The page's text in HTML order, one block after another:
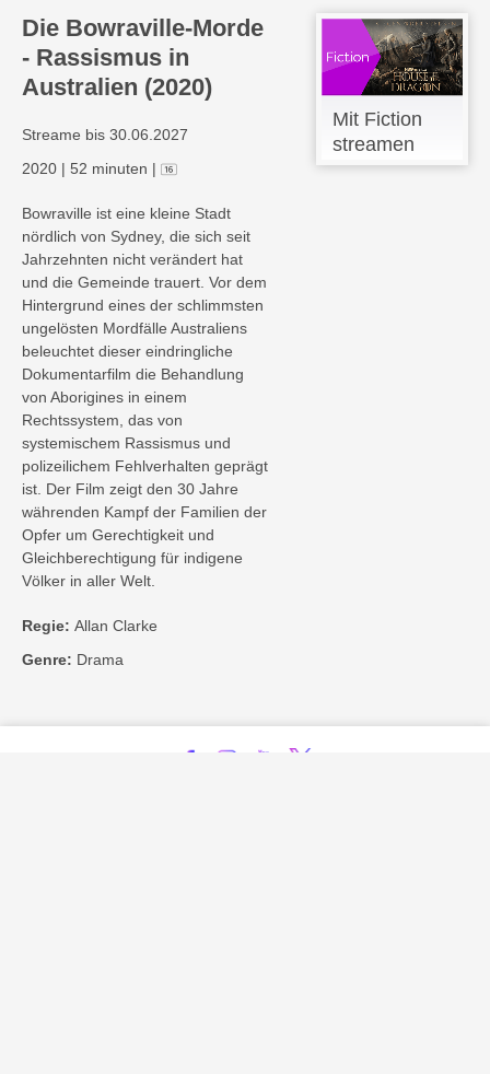
Die Bowraville-Morde
- Rassismus in
Australien (2020)
Streame bis 30.06.2027
2020 | 52 minuten |
Bowraville ist eine kleine Stadt
nördlich von Sydney, die sich seit
Jahrzehnten nicht verändert hat
und die Gemeinde trauert. Vor dem
Hintergrund eines der schlimmsten
ungelösten Mordfälle Australiens
beleuchtet dieser eindringliche
Dokumentarfilm die Behandlung
von Aborigines in einem
Rechtssystem, das von
systemischem Rassismus und
polizeilichem Fehlverhalten geprägt
ist. Der Film zeigt den 30 Jahre
währenden Kampf der Familien der
Opfer um Gerechtigkeit und
Gleichberechtigung für indigene
Völker in aller Welt.
Regie: Allan Clarke
Genre: Drama
Mit Fiction
streamen